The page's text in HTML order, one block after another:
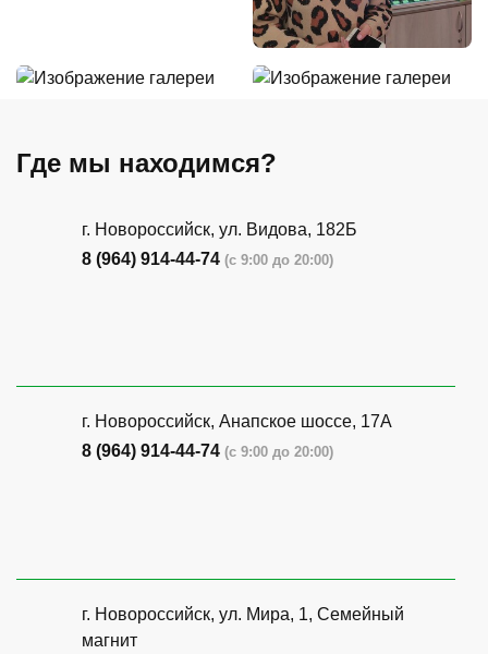
Где мы находимся?
г. Новороссийск, ул. Видова, 182Б
8 (964) 914-44-74 (с 9:00 до 20:00)
г. Новороссийск, Анапское шоссе, 17А
8 (964) 914-44-74 (с 9:00 до 20:00)
г. Новороссийск, ул. Мира, 1, Семейный
магнит